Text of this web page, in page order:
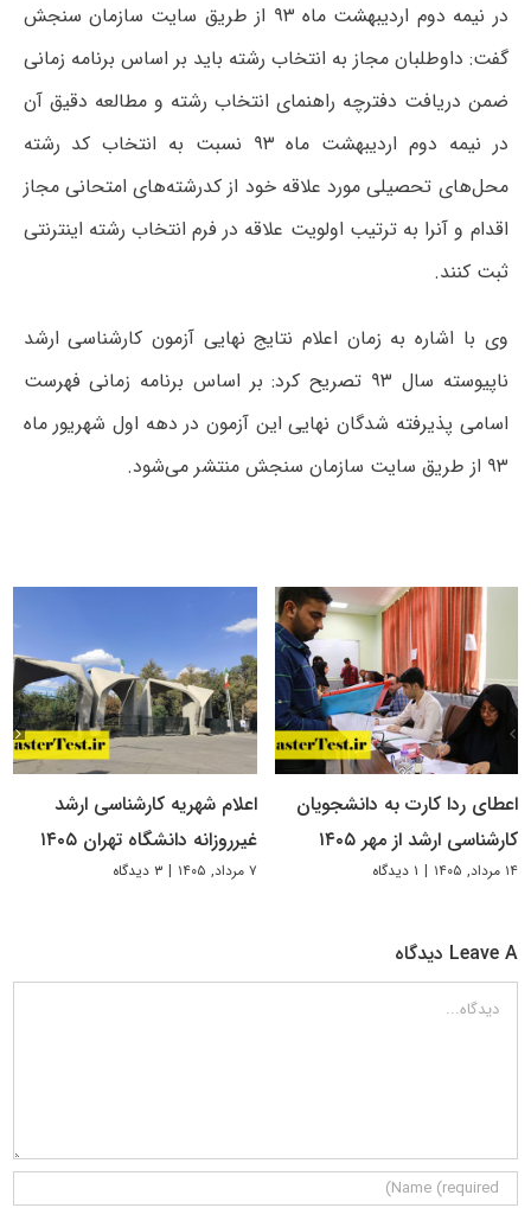
در نیمه دوم اردیبهشت ماه ۹۳ از طریق سایت سازمان سنجش
گفت: داوطلبان مجاز به انتخاب رشته باید بر اساس برنامه زمانی
ضمن دریافت دفترچه راهنمای انتخاب رشته و مطالعه دقیق آن
در نیمه دوم اردیبهشت ماه ۹۳ نسبت به انتخاب کد رشته
محل‌های تحصیلی مورد علاقه خود از کدرشته‌های امتحانی مجاز
اقدام و آنرا به ترتیب اولویت علاقه در فرم انتخاب رشته اینترنتی
ثبت کنند.
وی با اشاره به زمان اعلام نتایج نهایی آزمون کارشناسی ارشد
ناپیوسته سال ۹۳ تصریح کرد: بر اساس برنامه زمانی فهرست
اسامی پذیرفته شدگان نهایی این آزمون در دهه اول شهریور ماه
۹۳ از طریق سایت سازمان سنجش منتشر می‌شود.
اعطای ردا کارت به دانشجویان
کارشناسی ارشد از مهر ۱۴۰۵
۱۴ مرداد, ۱۴۰۵ | ۱ دیدگاه
اعلام شهریه کارشناسی ارشد
غیرروزانه دانشگاه تهران ۱۴۰۵
۷ مرداد, ۱۴۰۵ | ۳ دیدگاه
Leave A دیدگاه
دیدگاه